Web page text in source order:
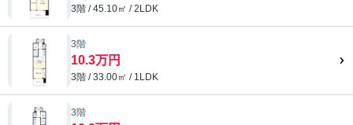
3階 / 45.10㎡ / 2LDK
3階
10.3万円
3階 / 33.00㎡ / 1LDK
3階